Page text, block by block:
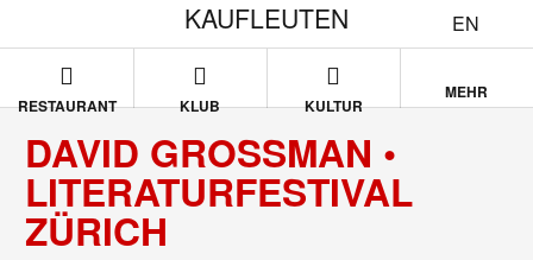
EN
KAUFLEUTEN
RESTAURANT KLUB KULTUR
MEHR
DAVID GROSSMAN •
LITERATURFESTIVAL
ZÜRICH